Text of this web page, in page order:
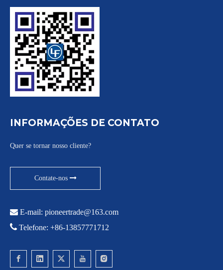
INFORMAÇÕES DE CONTATO
Quer se tornar nosso cliente?
Contate-nos
 E-mail: pioneertrade@163.com
 Telefone: +86-13857771712